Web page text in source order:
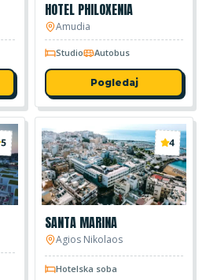
HOTEL PHILOXENIA
Amudia
Studio Autobus
Pogledaj
5 4
SANTA MARINA
Agios Nikolaos
Hotelska soba